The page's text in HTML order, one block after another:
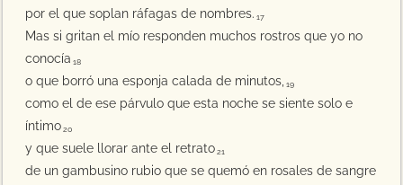
por el que soplan ráfagas de nombres. 17
Mas si gritan el mío responden muchos rostros que yo no
conocía 18
o que borró una esponja calada de minutos, 19
como el de ese párvulo que esta noche se siente solo e
íntimo 20
y que suele llorar ante el retrato 21
de un gambusino rubio que se quemó en rosales de sangre